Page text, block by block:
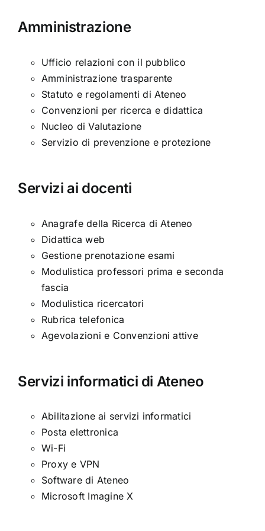
Amministrazione
Ufficio relazioni con il pubblico
Amministrazione trasparente
Statuto e regolamenti di Ateneo
Convenzioni per ricerca e didattica
Nucleo di Valutazione
Servizio di prevenzione e protezione
Servizi ai docenti
Anagrafe della Ricerca di Ateneo
Didattica web
Gestione prenotazione esami
Modulistica professori prima e seconda
fascia
Modulistica ricercatori
Rubrica telefonica
Agevolazioni e Convenzioni attive
Servizi informatici di Ateneo
Abilitazione ai servizi informatici
Posta elettronica
Wi-Fi
Proxy e VPN
Software di Ateneo
Microsoft Imagine X